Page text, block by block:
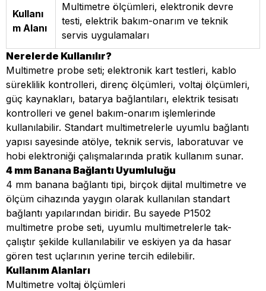
Kullanı
m Alanı
Multimetre ölçümleri, elektronik devre
testi, elektrik bakım-onarım ve teknik
servis uygulamaları
Nerelerde Kullanılır?
Multimetre probe seti; elektronik kart testleri, kablo
süreklilik kontrolleri, direnç ölçümleri, voltaj ölçümleri,
güç kaynakları, batarya bağlantıları, elektrik tesisatı
kontrolleri ve genel bakım-onarım işlemlerinde
kullanılabilir. Standart multimetrelerle uyumlu bağlantı
yapısı sayesinde atölye, teknik servis, laboratuvar ve
hobi elektroniği çalışmalarında pratik kullanım sunar.
4 mm Banana Bağlantı Uyumluluğu
4 mm banana bağlantı tipi, birçok dijital multimetre ve
ölçüm cihazında yaygın olarak kullanılan standart
bağlantı yapılarından biridir. Bu sayede P1502
multimetre probe seti, uyumlu multimetrelerle tak-
çalıştır şekilde kullanılabilir ve eskiyen ya da hasar
gören test uçlarının yerine tercih edilebilir.
Kullanım Alanları
Multimetre voltaj ölçümleri